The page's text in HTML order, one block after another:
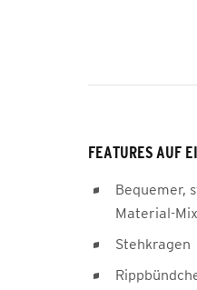
FEATURES AUF
Bequemer,
Material-Mix
Stehkragen